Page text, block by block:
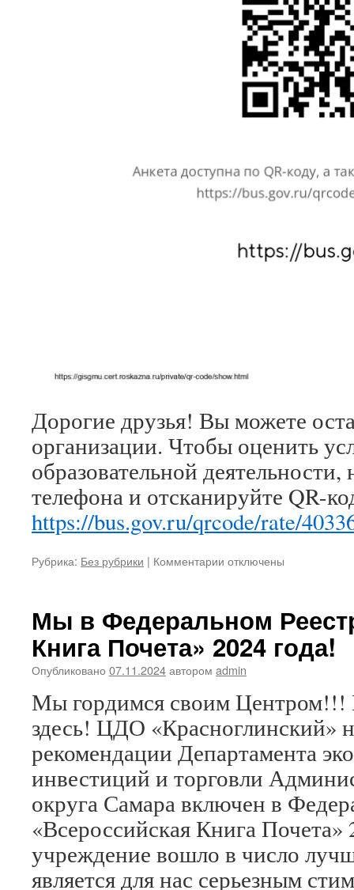
Дорогие друзья! Вы можете
организации. Чтобы оценить
образовательной
телефона и отсканируйте QR-
https://bus.gov.ru/qrcode/rate/
Рубрика: Без рубрики | Комментарии котключены
Мы в Федеральном
Книга Почета» 2024 года!
Опубликовано 07.11.2024автором admin
Мы гордимся своим Центром!!!
здесь! ЦДО «Красноглинский»
рекомендации Департамента
инвестиций и торговли
округа Самара включен в
«Всероссийская Книга Почета»
учреждение вошло в число
является для нас серьезным